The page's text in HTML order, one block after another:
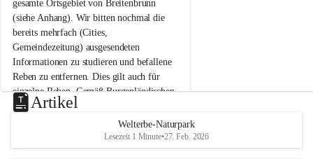
u
n
n
a
m
N
e
u
s
d
gesamte Ortsgebiet von Breitenbrunn
(siehe Anhang). Wir bitten nochmal die
bereits mehrfach (Cities,
Gemeindezeitung) ausgesendeten
Informationen zu studieren und befallene
Reben zu entfernen. Dies gilt auch für
einzelne Reben. Gemäß Burgenländischen
Weinbaugesetz sind nicht gepflegte oder
unzulässige Weingärten zu roden! Bitte
helfen wir zusammen um unsere Winzer
vor den prognostizierten Ernteausfällen
u
e
d
Artikel
Welterbe-Naturpark
Lesezeit 1 Minute•27. Feb. 2026